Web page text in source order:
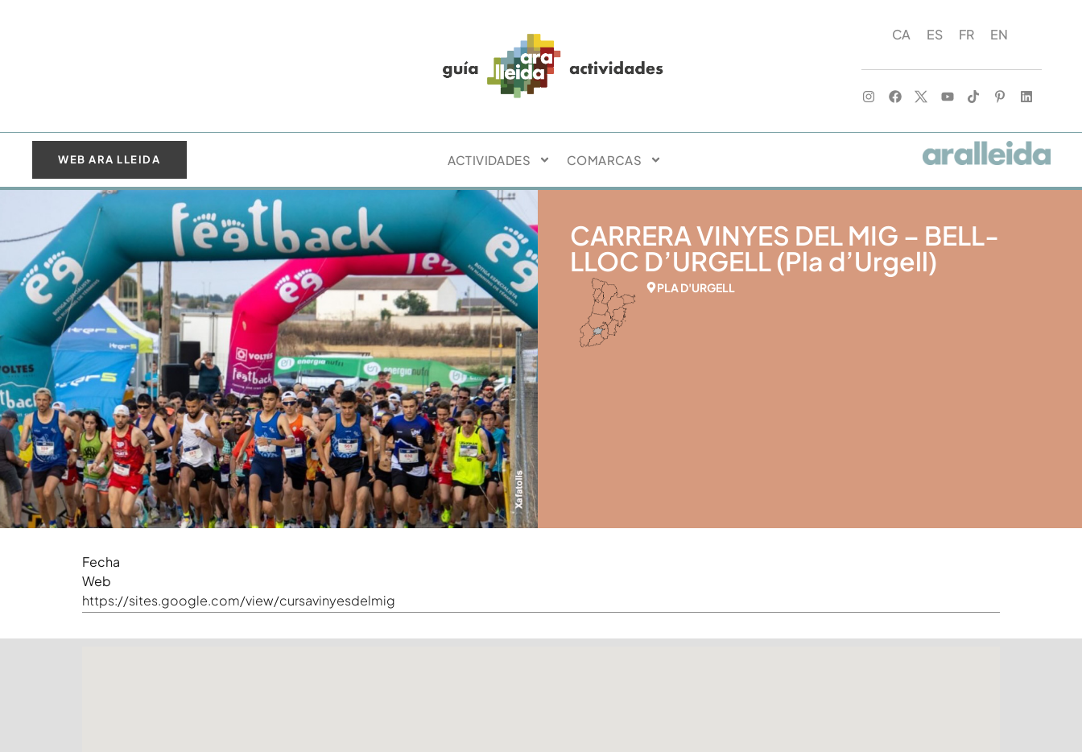
CA ES FR EN
WEB ARA LLEIDA ACTIVIDADES COMARCAS
CARRERA VINYES DEL MIG – BELL-
LLOC D’URGELL (Pla d’Urgell)
PLA D'URGELL
Fecha
Web
https://sites.google.com/view/cursavinyesdelmig